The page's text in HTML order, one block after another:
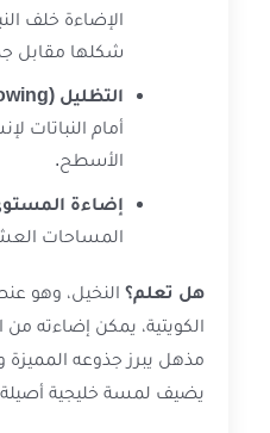
الإضاءة خلف
شكلها مقابل
التظليل (Shadowing):
أمام النباتات
الأسطح.
إضاءة
المساحات
هل تعلم؟ النخيل، وهو
الكويتية، يمكن إضاءته
مذهل يبرز جذوعه المميزة
يضيف لمسة خليجية أصيلة